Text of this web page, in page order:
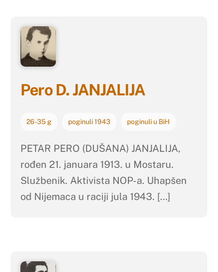
Pero D. JANJALIJA
26-35 g poginuli 1943 poginuli u BiH
PETAR PERO (DUŠANA) JANJALIJA,
rođen 21. januara 1913. u Mostaru.
Službenik. Aktivista NOP-a. Uhapšen
od Nijemaca u raciji jula 1943. […]